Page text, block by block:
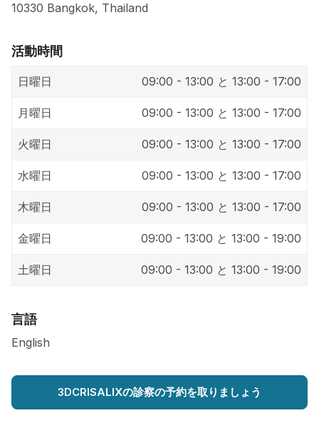
10330 Bangkok, Thailand
活動時間
日曜日 09:00 - 13:00 と 13:00 - 17:00
月曜日 09:00 - 13:00 と 13:00 - 17:00
火曜日 09:00 - 13:00 と 13:00 - 17:00
水曜日 09:00 - 13:00 と 13:00 - 17:00
木曜日 09:00 - 13:00 と 13:00 - 17:00
金曜日 09:00 - 13:00 と 13:00 - 19:00
土曜日 09:00 - 13:00 と 13:00 - 19:00
言語
English
3DCRISALIXの診察の予約を取りましょう